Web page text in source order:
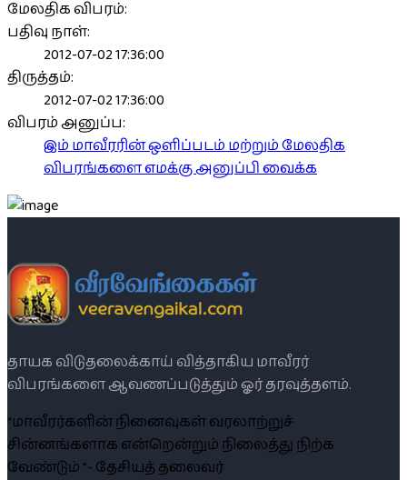
மேலதிக விபரம்:
பதிவு நாள்:
2012-07-02 17:36:00
திருத்தம்:
2012-07-02 17:36:00
விபரம் அனுப்ப:
இம் மாவீரரின் ஒளிப்படம் மற்றும் மேலதிக
விபரங்களை எமக்கு அனுப்பி வைக்க
தாயக விடுதலைக்காய் வித்தாகிய மாவீரர்
விபரங்களை ஆவணப்படுத்தும் ஓர் தரவுத்தளம்.
“மாவீரர்களின் நினைவுகள் வரலாற்றுச்
சின்னங்களாக என்றென்றும் நிலைத்து நிற்க
வேண்டும் ”- தேசியத் தலைவர்